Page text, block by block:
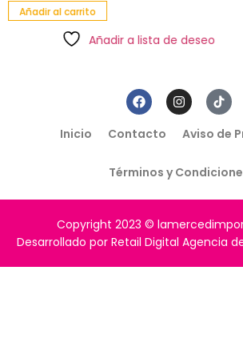
Añadir al carrito
Añadir a lista de deseo
Inicio Contacto Aviso de
Términos y
Copyright 2023 ©
Desarrollado por Retail Digital Agencia